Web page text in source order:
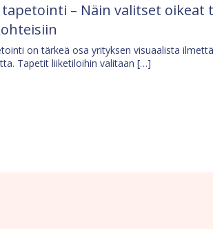
– Näin valitset
on tärkeä osa yrityksen visuaalista
Tapetit liiketiloihin valitaan […]